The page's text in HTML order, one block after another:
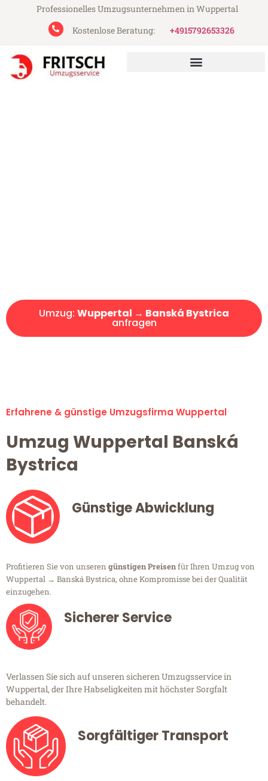
Professionelles Umzugsunternehmen in Wuppertal
Kostenlose Beratung:
+4915792653326
Umzug: Wuppertal → Banská Bystrica
anfragen
Erfahrene & günstige Umzugsfirma Wuppertal
Umzug Wuppertal Banská
Bystrica
Günstige Abwicklung
Profitieren Sie von unseren günstigen Preisenfür Ihren Umzug von
Wuppertal → Banská Bystrica, ohne Kompromisse bei der Qualität
einzugehen.
Sicherer Service
Verlassen Sie sich auf unseren sicheren Umzugsservice in
Wuppertal, der Ihre Habseligkeiten mit höchster Sorgfalt
behandelt.
Sorgfältiger Transport